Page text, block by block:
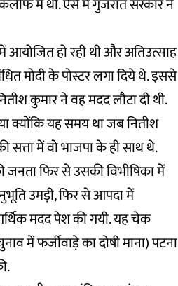
में थी. ऐसे में गुजरात सरकार ने
आयोजित हो रही थी और अतिउत्साह
मोदी के पोस्टर लगा दिये थे. इससे
कुमार ने वह मदद लौटा दी थी.
क्योंकि यह समय था जब नितीश
सत्ता में वो भाजपा के ही साथ थे.
जनता फिर से उसकी विभीषिका में
उमड़ी, फिर से आपदा में
मदद पेश की गयी. यह चेक
में फर्जीवाड़े का दोषी माना) पटना